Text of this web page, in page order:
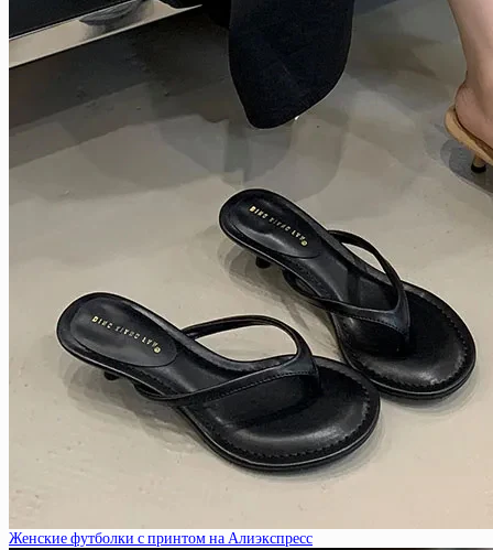
Женские футболки с принтом на Алиэкспресс